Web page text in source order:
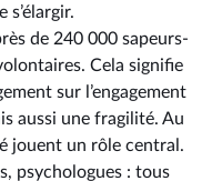
s’élargir.
de 240 000 sapeurs-
Cela signifie
sur l’engagement
aussi une fragilité. Au
jouent un rôle central.
psychologues : tous